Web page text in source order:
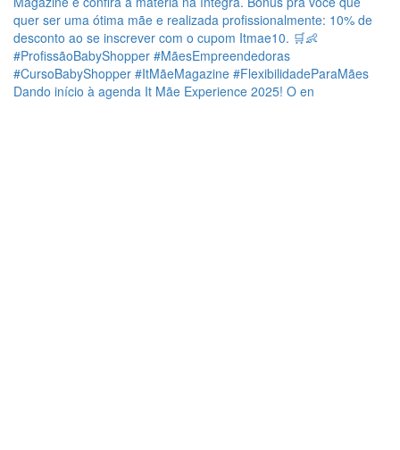
Dando início à agenda It Mãe Experience 2025! O en